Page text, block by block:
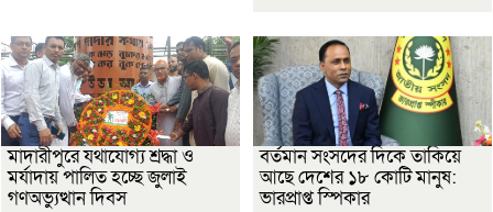
মাদারীপুরে যথাযোগ্য শ্রদ্ধা ও
মর্যাদায় পালিত হচ্ছে জুলাই
গণঅভ্যুত্থান দিবস
বর্তমান সংসদের দিকে তাকিয়ে
আছে দেশের ১৮ কোটি মানুষ:
ভারপ্রাপ্ত স্পিকার